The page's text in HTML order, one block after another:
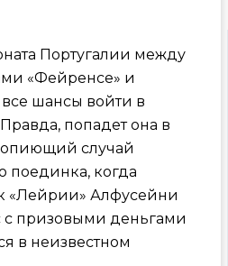
Португалии между
«Фейренсе» и
шансы войти в
попадет она в
случай
поединка, когда
«Лейрии» Алфусейни
с призовыми деньгами
в неизвестном